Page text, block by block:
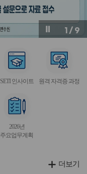
1 / 9
다
음
버
서
스
이
콘
SETI 인사이트
서
스
원격 자격증 과정
서
스
아
2026년
주요업무계획
더보기